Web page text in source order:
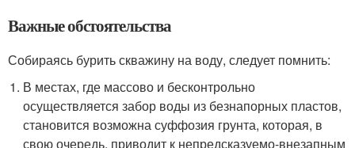
Важные обстоятельства
Собираясь бурить скважину на воду, следует помнить:
В местах, где массово и бесконтрольно
осуществляется забор воды из безнапорных пластов,
становится возможна суффозия грунта, которая, в
свою очередь, приводит к непредсказуемо-внезапным